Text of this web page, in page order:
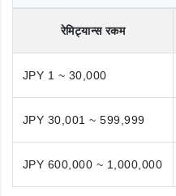
रेमिट्यान्स रकम
JPY 1 ~ 30,000
JPY 30,001 ~ 599,999
JPY 600,000 ~ 1,000,000